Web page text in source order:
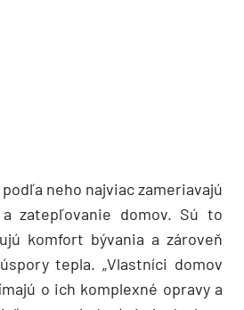
neho najviac zameriavajú
zatepľovanie domov. Sú to
komfort bývania a zároveň
tepla. „Vlastníci domov
o ich komplexné opravy a